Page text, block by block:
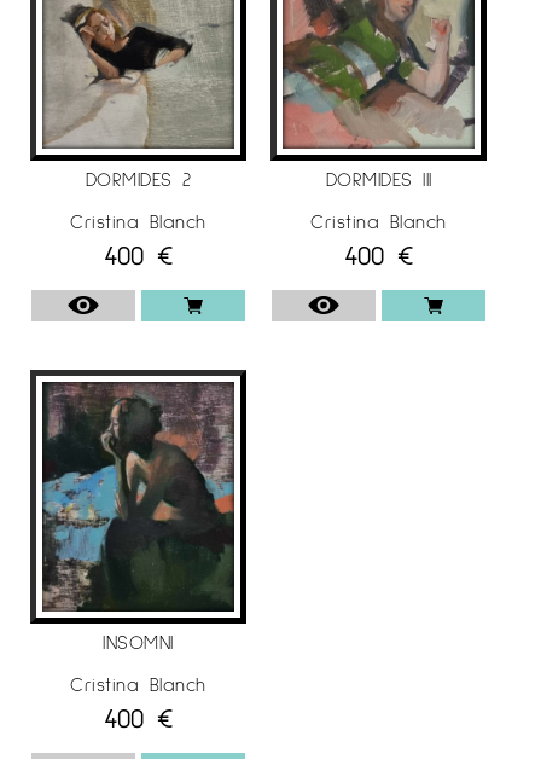
DORMIDES 2
Cristina Blanch
400 €
INSOMNI
Cristina Blanch
400 €
DORMIDES III
Cristina Blanch
400 €